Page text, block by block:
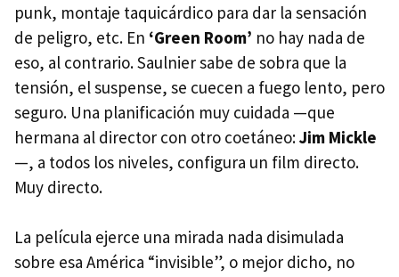
punk, montaje taquicárdico para dar la sensación
de peligro, etc. En ‘Green Room’ no hay nada de
eso, al contrario. Saulnier sabe de sobra que la
tensión, el suspense, se cuecen a fuego lento, pero
seguro. Una planificación muy cuidada —que
hermana al director con otro coetáneo:Jim Mickle
—, a todos los niveles, configura un film directo.
Muy directo.
La película ejerce una mirada nada disimulada
sobre esa América “invisible”, o mejor dicho, no